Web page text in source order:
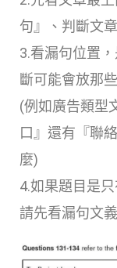
句』、判斷文
3.看漏句位置
斷可能會放那
(例如廣告類型
口』還有『聯
麼)
4.如果題目是
請先看漏句文